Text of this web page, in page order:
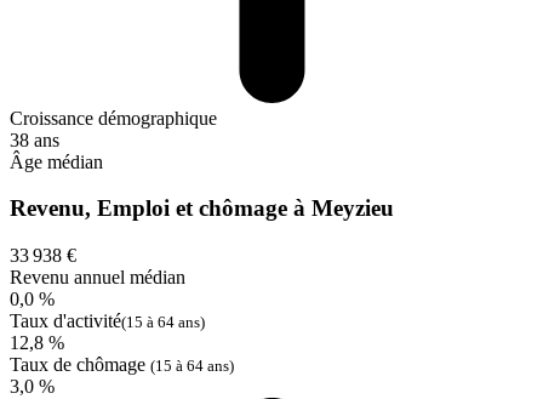
Croissance démographique
38 ans
Âge médian
Revenu, Emploi et chômage à Meyzieu
33 938 €
Revenu annuel médian
0,0 %
Taux d'activité(15 à 64 ans)
12,8 %
Taux de chômage (15 à 64 ans)
3,0 %